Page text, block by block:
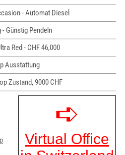
- Automat Diesel
- Günstig Pendeln
Red - CHF 46,000
Ausstattung
Zustand, 9000 CHF